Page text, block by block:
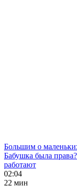
Большим о
Бабушка была
работают
02:04
22 мин